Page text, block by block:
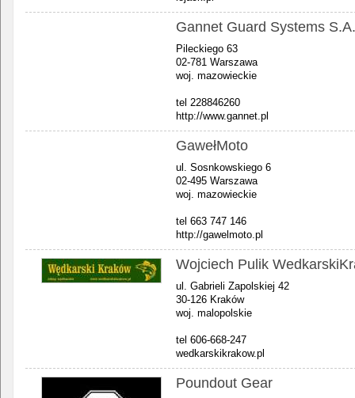
Gannet Guard Systems S.A.
Pileckiego 63
02-781 Warszawa
woj. mazowieckie
tel 228846260
http://www.gannet.pl
GawełMoto
ul. Sosnkowskiego 6
02-495 Warszawa
woj. mazowieckie
tel 663 747 146
http://gawelmoto.pl
Wojciech Pulik
ul. Gabrieli Zapolskiej 42
30-126 Kraków
woj. malopolskie
tel 606-668-247
wedkarskikrakow.pl
Poundout Gear